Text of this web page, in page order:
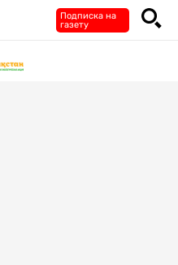
Подписка на
газету